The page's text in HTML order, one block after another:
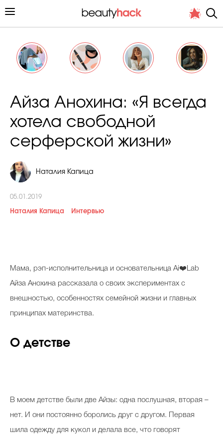
Личный опыт
Снимает и тестирует редакция
Папа может
Худеем правильно
Бьютихакер / Мама-хакер
Айза Анохина: «Я всегда
хотела свободной
серферской жизни»
Наталия Капица
05.01.2019
Наталия Капица Интервью
М ама, рэп-исполнительница и основательница Ai❤️Lab
Айза Анохина рассказала о своих экспериментах с
внешностью, особенностях семейной жизни и главных
принципах материнства.
О детстве
В моем детстве были две Айзы: одна послушная, вторая –
нет. И они постоянно боролись друг с другом. Первая
шила одежду для кукол и делала все, что говорят